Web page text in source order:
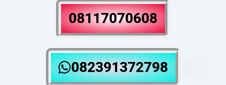
08117070608
082391372798